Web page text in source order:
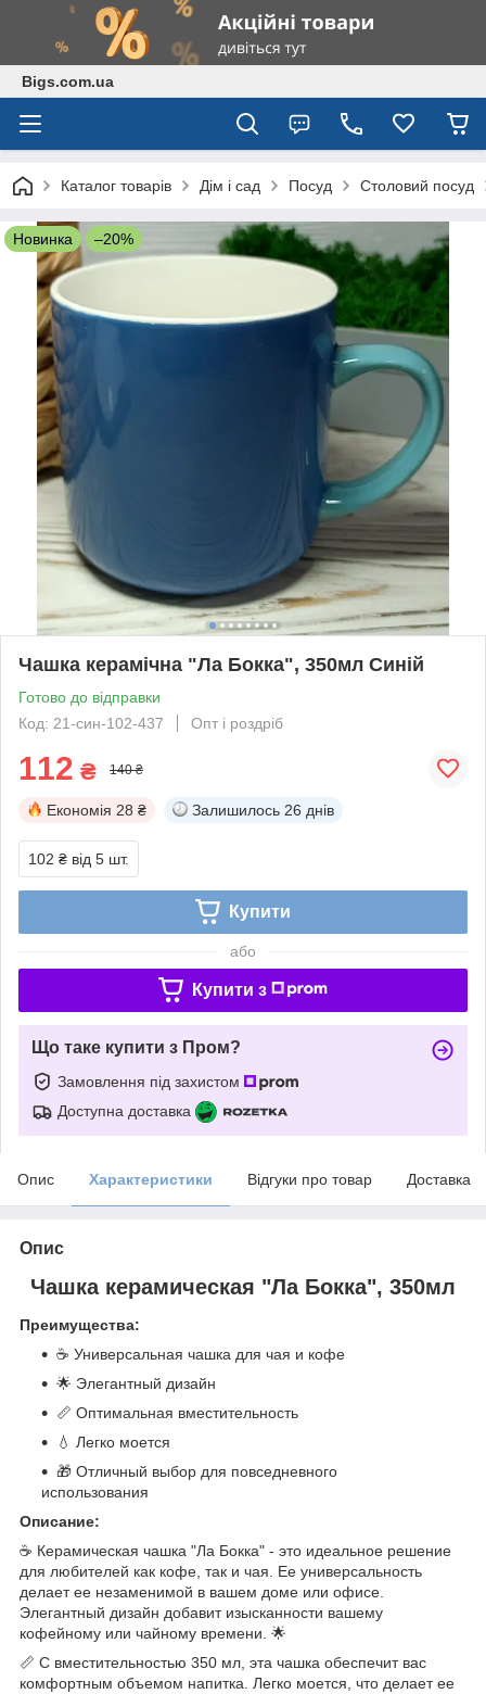
Bigs.com.ua
Каталог товарів Дім і сад Посуд Столовий посуд
Новинка –20%
Чашка керамічна "Ла Бокка", 350мл Синій
Готово до відправки
Код: 21-син-102-437
Опт і роздріб
112 ₴ 140 ₴
Економія 28 ₴ Залишилось 26 днів
102 ₴ від 5 шт.
Купити
або
Купити з
Що таке купити з Пром?
Замовлення під захистом
Доступна доставка
Опис Характеристики Відгуки про товар Доставка
Опис
Чашка керамическая "Ла Бокка", 350мл
Преимущества:
☕ Универсальная чашка для чая и кофе
🌟 Элегантный дизайн
📏 Оптимальная вместительность
💧 Легко моется
🎁 Отличный выбор для повседневного
использования
Описание:
☕ Керамическая чашка "Ла Бокка" - это идеальное решение
для любителей как кофе, так и чая. Ее универсальность
делает ее незаменимой в вашем доме или офисе.
Элегантный дизайн добавит изысканности вашему
кофейному или чайному времени. 🌟
📏 С вместительностью 350 мл, эта чашка обеспечит вас
комфортным объемом напитка. Легко моется, что делает ее